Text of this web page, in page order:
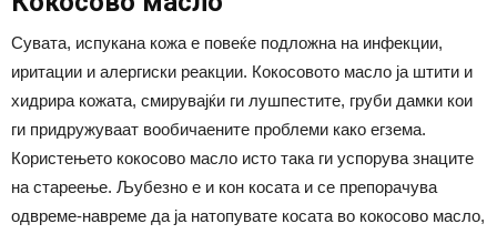
Сувата, испукана кожа е повеќе подложна на инфекции,
иритации и алергиски реакции. Кокосовото масло ја штити и
хидрира кожата, смирувајќи ги лушпестите, груби дамки кои
ги придружуваат вообичаените проблеми како егзема.
Користењето кокосово масло исто така ги успорува знаците
на стареење. Љубезно е и кон косата и се препорачува
одвреме-навреме да ја натопувате косата во кокосово масло,